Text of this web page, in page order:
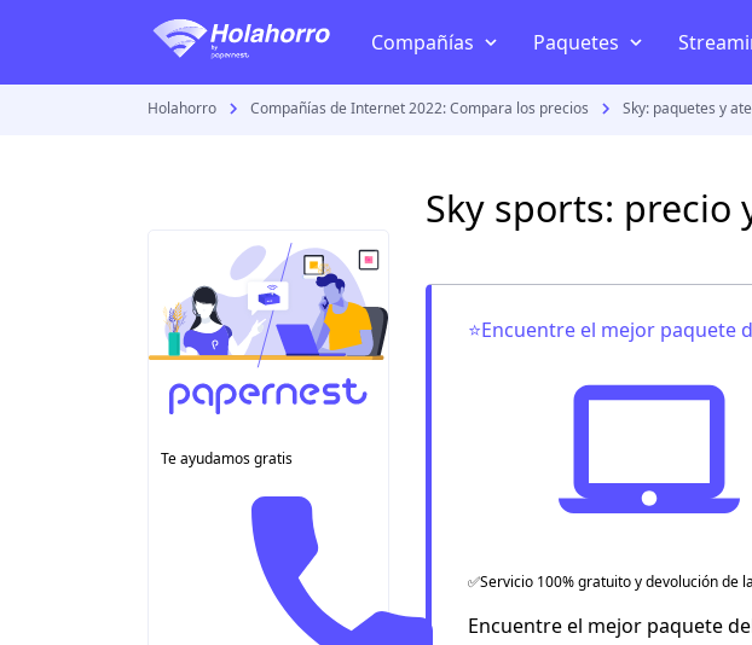
Compañías
Megacable
Totalplay
Dish
Sky
Unefon
Paquetes
Internet
Holahorro Compañías de Internet 2022: Compara los precios Sky: paquetes y
Te ayudamos gratis
Sky sports: precio
⭐Encuentre el mejor paquete
✅Servicio 100% gratuito y devolución de
Encuentre el mejor paquete